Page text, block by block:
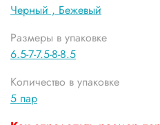
Черный , Бежевый
Размеры в упаковке
6.5-7-7.5-8-8.5
Количество в упаковке
5 пар